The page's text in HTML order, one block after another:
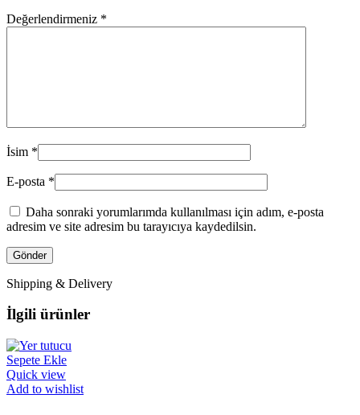
Değerlendirmeniz *
İsim *
E-posta *
Daha sonraki yorumlarımda kullanılması için adım, e-posta
adresim ve site adresim bu tarayıcıya kaydedilsin.
Shipping & Delivery
İlgili ürünler
Sepete Ekle
Quick view
Add to wishlist